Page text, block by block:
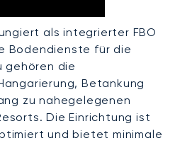
als integrierter FBO
Bodendienste für die
gehören die
Betankung
zu nahegelegenen
Die Einrichtung ist
und bietet minimale